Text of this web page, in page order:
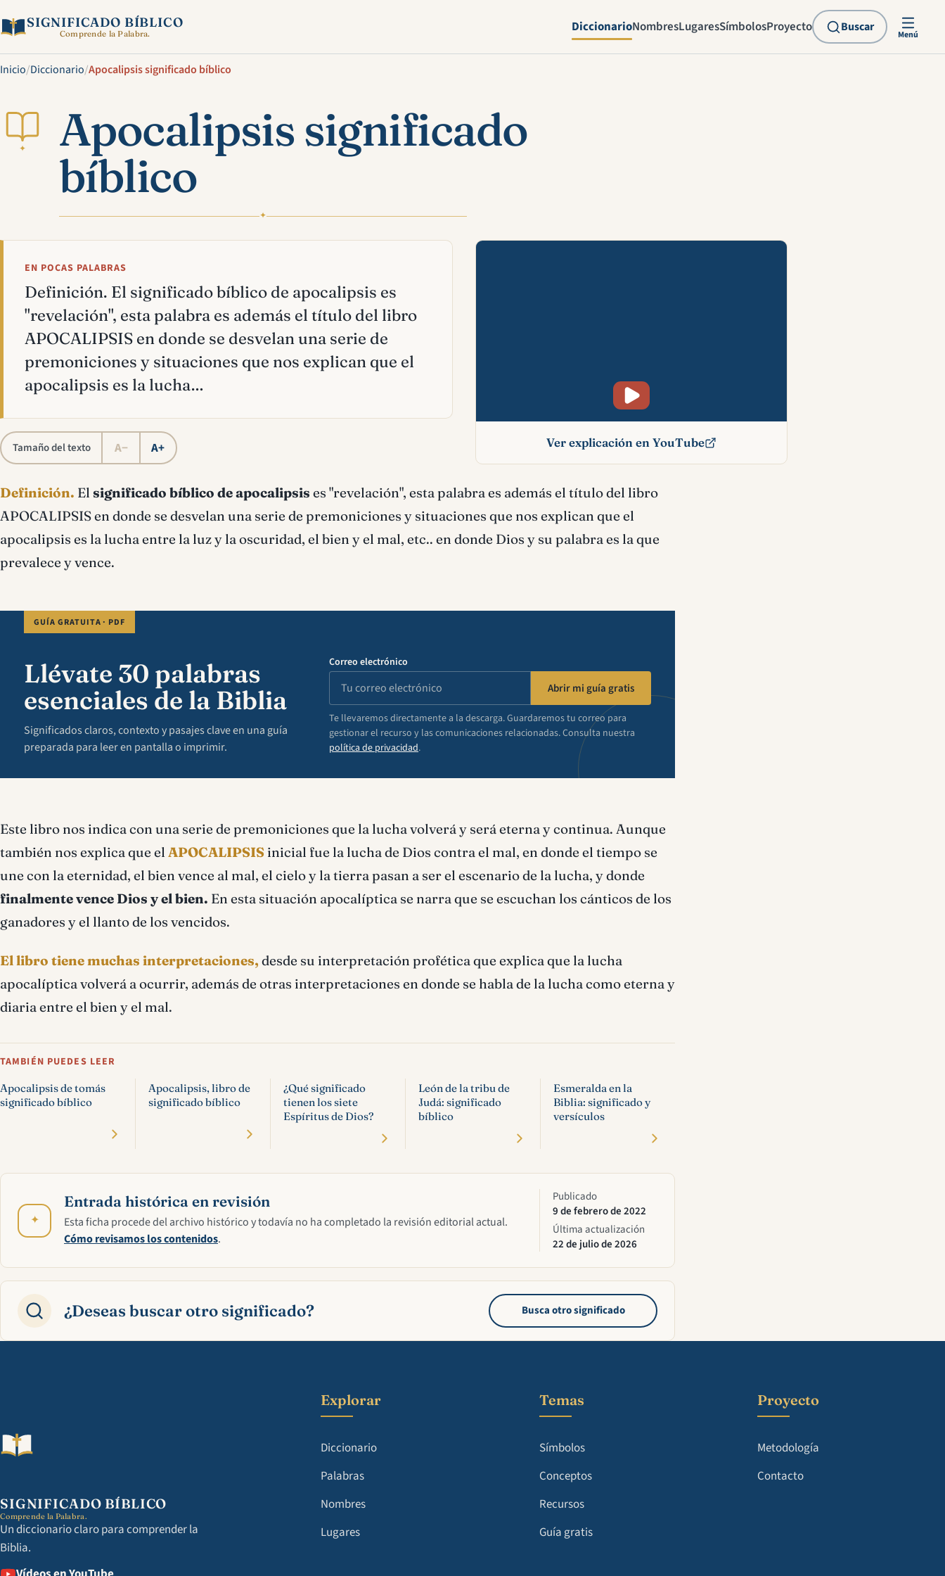
SIGNIFICADO BÍBLICO
Comprende la Palabra. DiccionarioNombresLugaresSímbolosProyecto Buscar
Menú
Inicio/Diccionario/Apocalipsis significado bíblico
✦
Apocalipsis significado
bíblico
✦
EN POCAS PALABRAS
Definición. El significado bíblico de apocalipsis es
"revelación", esta palabra es además el título del libro
APOCALIPSIS en donde se desvelan una serie de
premoniciones y situaciones que nos explican que el
apocalipsis es la lucha…
Tamaño del texto A− A+
Mira esta explicación en vídeo
bíblico
Ver explicación en YouTube
Definición. El significado bíblico de apocalipsis es "revelación", esta palabra es además el título del libro
APOCALIPSIS en donde se desvelan una serie de premoniciones y situaciones que nos explican que el
apocalipsis es la lucha entre la luz y la oscuridad, el bien y el mal, etc.. en donde Dios y su palabra es la que
prevalece y vence.
GUÍA GRATUITA · PDF
Llévate 30 palabras
esenciales de la Biblia
Significados claros, contexto y pasajes clave en una guía
preparada para leer en pantalla o imprimir.
Correo electrónico
Abrir mi guía gratis
Te llevaremos directamente a la descarga. Guardaremos tu correo para
gestionar el recurso y las comunicaciones relacionadas. Consulta nuestra
política de privacidad.
Este libro nos indica con una serie de premoniciones que la lucha volverá y será eterna y continua. Aunque
también nos explica que el APOCALIPSIS inicial fue la lucha de Dios contra el mal, en donde el tiempo se
une con la eternidad, el bien vence al mal, el cielo y la tierra pasan a ser el escenario de la lucha, y donde
finalmente vence Dios y el bien. En esta situación apocalíptica se narra que se escuchan los cánticos de los
ganadores y el llanto de los vencidos.
El libro tiene muchas interpretaciones, desde su interpretación profética que explica que la lucha
apocalíptica volverá a ocurrir, además de otras interpretaciones en donde se habla de la lucha como eterna y
diaria entre el bien y el mal.
TAMBIÉN PUEDES LEER
Apocalipsis de tomás
significado bíblico
Apocalipsis, libro de
significado bíblico
¿Qué significado
tienen los siete
Espíritus de Dios?
León de la tribu de
Judá: significado
bíblico
Esmeralda en la
Biblia: significado y
versículos
✦
Entrada histórica en revisión
Esta ficha procede del archivo histórico y todavía no ha completado la revisión editorial actual.
Cómo revisamos los contenidos.
Publicado
9 de febrero de 2022
Última actualización
22 de julio de 2026
¿Deseas buscar otro significado? Busca otro significado
SIGNIFICADO BÍBLICO
Comprende la Palabra.
Un diccionario claro para comprender la
Biblia.
Explorar
Diccionario
Palabras
Nombres
Lugares
Temas
Símbolos
Conceptos
Recursos
Guía gratis
Proyecto
Metodología
Contacto